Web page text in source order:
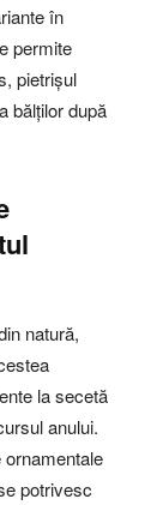
în
permite
pietrișul
bălților după
natură,
la secetă
anului.
ornamentale
potrivesc